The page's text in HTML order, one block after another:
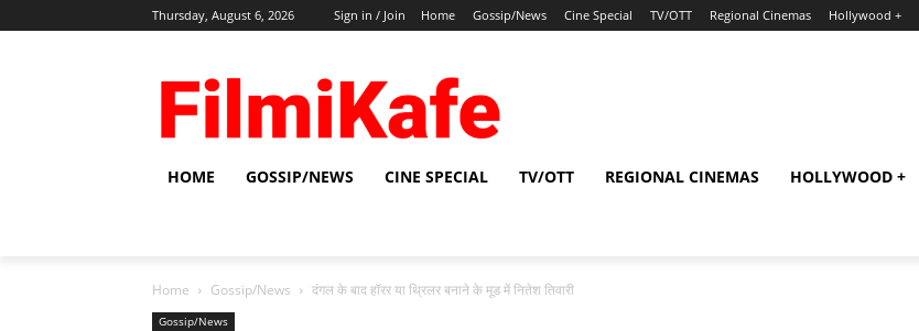
Thursday, August 6, 2026 Sign in / Join Home Gossip/News Cine Special TV/OTT Regional Cinemas Hollywood +
HOME GOSSIP/NEWS CINE SPECIAL TV/OTT REGIONAL CINEMAS HOLLYWOOD +
Home Gossip/News दंगल के बाद हॉरर या थ्रिलर बनाने के मूड में नितेश तिवारी
Gossip/News